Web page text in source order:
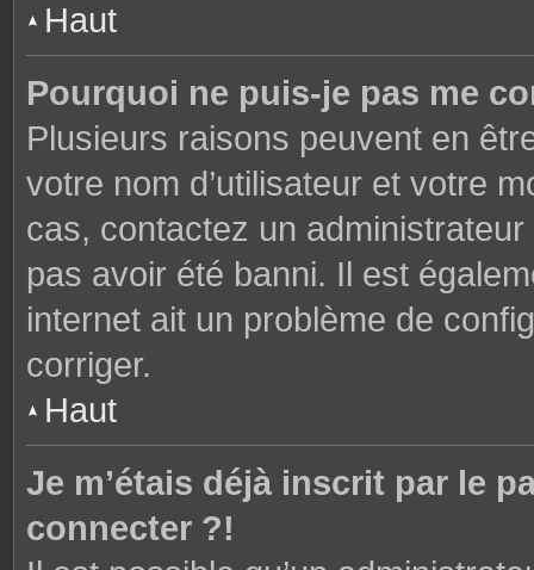
Haut
Pourquoi ne puis-je pas me
Plusieurs raisons peuvent en
votre nom d’utilisateur et votre
cas, contactez un
pas avoir été banni. Il est
internet ait un problème de
corriger.
Haut
Je m’étais déjà inscrit par le
connecter ?!